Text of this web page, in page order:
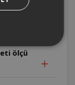
ölçü